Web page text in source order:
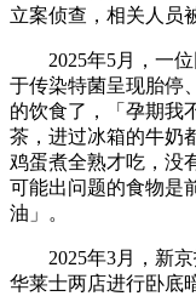
立案侦查，相关人员
2025年5月，一位
于传染特菌呈现胎停
的饮食了，「孕期我
茶，进过冰箱的牛奶
鸡蛋煮全熟才吃，没
可能出问题的食物是
油」。
2025年3月，新京
华莱士两店进行卧底